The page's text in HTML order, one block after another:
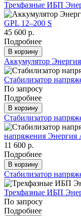
Трехфазные ИБП
GPL 12–200 S
45 600 р.
Подробнее
В корзину
Аккумулятор
Стабилизатор
По запросу
Подробнее
В корзину
Стабилизатор
напряжения Энергия
11 600 р.
Подробнее
В корзину
Стабилизатор
Трехфазные ИБП
По запросу
Подробнее